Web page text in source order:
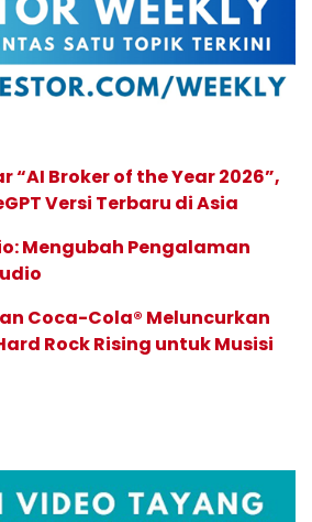
“AI Broker of the Year 2026”,
Versi Terbaru di Asia
Mengubah Pengalaman
Coca-Cola® Meluncurkan
Rock Rising untuk Musisi